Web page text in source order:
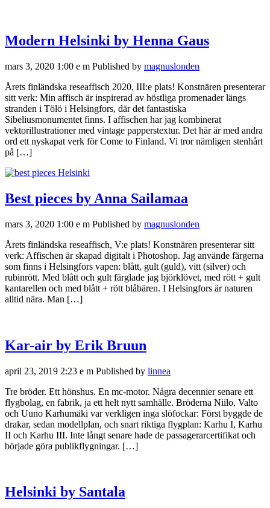
Modern Helsinki by Henna Gaus
mars 3, 2020 1:00 e m Published by magnuslonden
Årets finländska reseaffisch 2020, III:e plats! Konstnären presenterar
sitt verk: Min affisch är inspirerad av höstliga promenader längs
stranden i Tölö i Helsingfors, där det fantastiska
Sibeliusmonumentet finns. I affischen har jag kombinerat
vektorillustrationer med vintage papperstextur. Det här är med andra
ord ett nyskapat verk för Come to Finland. Vi tror nämligen stenhårt
på […]
Best pieces by Anna Sailamaa
mars 3, 2020 1:00 e m Published by magnuslonden
Årets finländska reseaffisch, V:e plats! Konstnären presenterar sitt
verk: Affischen är skapad digitalt i Photoshop. Jag använde färgerna
som finns i Helsingfors vapen: blått, gult (guld), vitt (silver) och
rubinrött. Med blått och gult färglade jag björklövet, med rött + gult
kantarellen och med blått + rött blåbären. I Helsingfors är naturen
alltid nära. Man […]
Kar-air by Erik Bruun
april 23, 2019 2:23 e m Published by linnea
Tre bröder. Ett hönshus. En mc-motor. Några decennier senare ett
flygbolag, en fabrik, ja ett helt nytt samhälle. Bröderna Niilo, Valto
och Uuno Karhumäki var verkligen inga slöfockar: Först byggde de
drakar, sedan modellplan, och snart riktiga flygplan: Karhu I, Karhu
II och Karhu III. Inte långt senare hade de passagerarcertifikat och
började göra publikflygningar. […]
Helsinki by Santala